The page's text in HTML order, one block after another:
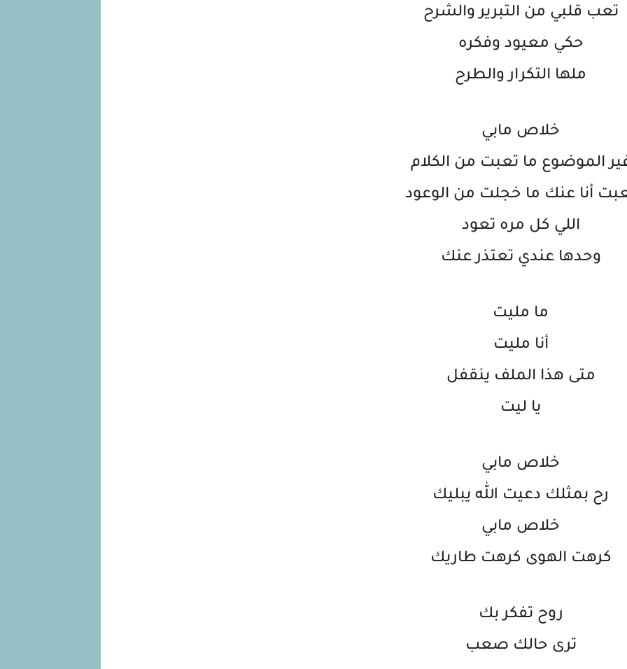
تعب قلبي من التبرير والشرح
حكي معيود وفكره
ملها التكرار والطرح
خلاص مابي
الموضوع ما تعبت من الكلام
أنا عنك ما خجلت من الوعود
اللي كل مره تعود
وحدها عندي تعتذر عنك
ما مليت
أنا مليت
متى هذا الملف ينقفل
يا ليت
خلاص مابي
رح بمثلك دعيت الله يبليك
خلاص مابي
كرهت الهوى كرهت طاريك
روح تفكر بك
ترى حالك صعب